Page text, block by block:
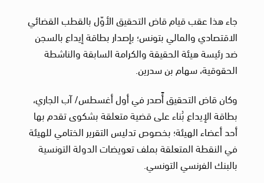
جاء هذا عقب قيام قاض التحقيق الأوّل بالقطب القضائي
الاقتصادي والمالي بتونس؛ بإصدار بطاقة إيداع بالسجن
ضد رئيسة هيئة الحقيقة والكرامة السابقة والناشطة
الحقوقية، سهام بن سدرين.
وكان قاض التحقيق أًصدر في أول أغسطس/ آب الجاري،
بطاقة الإيداع بُناء على قضية متعلقة بشكوى تقدم بها
أحد أعضاء الهيئة؛ بخصوص تدليس التقرير الختامي للهيئة
في النقطة المتعلقة بملف تعويضات الدولة التونسية
بالبنك الفرنسي التونسي.